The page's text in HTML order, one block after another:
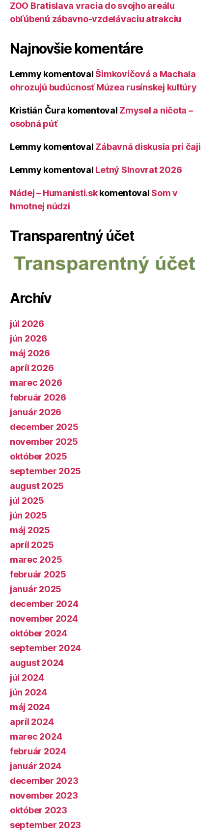
ZOO Bratislava vracia do svojho areálu
obľúbenú zábavno-vzdelávaciu atrakciu
Najnovšie komentáre
Lemmy komentoval Šimkovičová a Machala
ohrozujú budúcnosť Múzea rusínskej kultúry
Kristián Čura komentoval Zmysel a ničota –
osobná púť
Lemmy komentoval Zábavná diskusia pri čaji
Lemmy komentoval Letný Slnovrat 2026
Nádej – Humanisti.skkomentoval Som v
hmotnej núdzi
Transparentný účet
Archív
júl 2026
jún 2026
máj 2026
apríl 2026
marec 2026
február 2026
január 2026
december 2025
november 2025
október 2025
september 2025
august 2025
júl 2025
jún 2025
máj 2025
apríl 2025
marec 2025
február 2025
január 2025
december 2024
november 2024
október 2024
september 2024
august 2024
júl 2024
jún 2024
máj 2024
apríl 2024
marec 2024
február 2024
január 2024
december 2023
november 2023
október 2023
september 2023